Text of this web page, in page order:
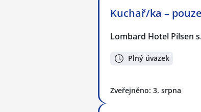
Kuchař/ka –
Lombard Hotel Pilsen
Plný úvazek
Zveřejněno: 3. srpna